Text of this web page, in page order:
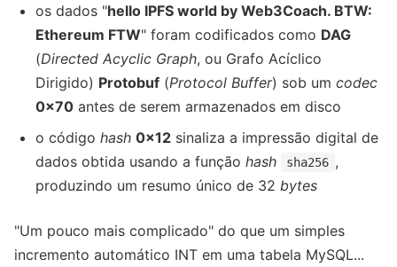
os dados "hello IPFS world by Web3Coach. BTW:
Ethereum FTW" foram codificados como DAG
(Directed Acyclic Graph, ou Grafo Acíclico
Dirigido) Protobuf (Protocol Buffer) sob um codec
0x70 antes de serem armazenados em disco
o código hash 0x12 sinaliza a impressão digital de
dados obtida usando a função hash sha256 ,
produzindo um resumo único de 32 bytes
"Um pouco mais complicado" do que um simples
incremento automático INT em uma tabela MySQL...